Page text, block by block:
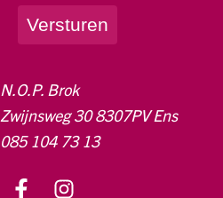
Versturen
N.O.P. Brok
Zwijnsweg 30 8307PV Ens
085 104 73 13